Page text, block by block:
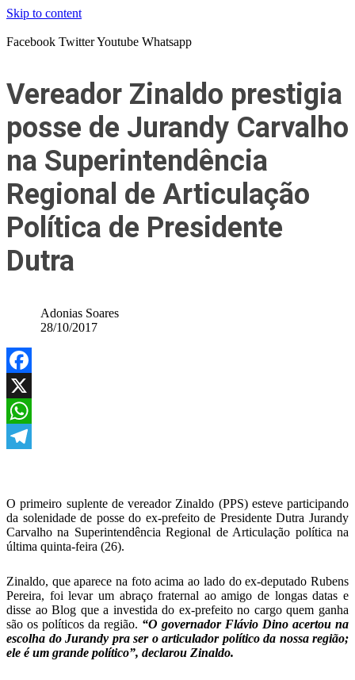
Skip to content
Facebook TwitterYoutube Whatsapp
Vereador Zinaldo prestigia
posse de Jurandy Carvalho
na Superintendência
Regional de Articulação
Política de Presidente
Dutra
Adonias Soares
28/10/2017
Facebook
X
WhatsApp
O primeiro suplente de vereador Zinaldo (PPS) esteve participando
da solenidade de posse do ex-prefeito de Presidente Dutra Jurandy
Carvalho na Superintendência Regional de Articulação política na
última quinta-feira (26).
Zinaldo, que aparece na foto acima ao lado do ex-deputado Rubens
Pereira, foi levar um abraço fraternal ao amigo de longas datas e
disse ao Blog que a investida do ex-prefeito no cargo quem ganha
são os políticos da região. “O governador Flávio Dino acertou na
escolha do Jurandy pra ser o articulador político da nossa região;
ele é um grande político”, declarou Zinaldo.